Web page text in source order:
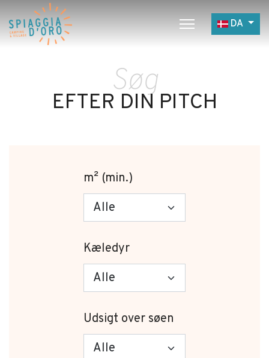
Vælg dit
DA
EFTER DIN PITCH
Søg
m² (min.)
Kæledyr
Udsigt over søen